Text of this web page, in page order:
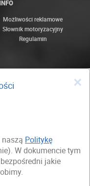
Możliwości reklamowe
Słownik motoryzacyjny
Regulamin
×
Politykę
W dokumencie tym
jakie